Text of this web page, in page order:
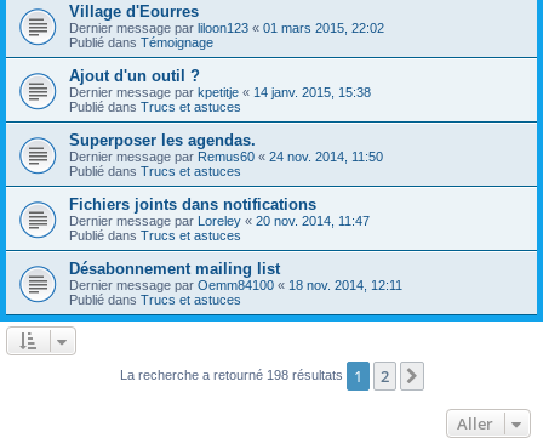
Village d'Eourres
Dernier message par liloon123 « 01 mars 2015, 22:02
Publié dans Témoignage
Ajout d'un outil ?
Dernier message par kpetitje « 14 janv. 2015, 15:38
Publié dans Trucs et astuces
Superposer les agendas.
Dernier message par Remus60 « 24 nov. 2014, 11:50
Publié dans Trucs et astuces
Fichiers joints dans notifications
Dernier message par Loreley « 20 nov. 2014, 11:47
Publié dans Trucs et astuces
Désabonnement mailing list
Dernier message par Oemm84100 « 18 nov. 2014, 12:11
Publié dans Trucs et astuces
La recherche a retourné 198 résultats 1 2
Aller